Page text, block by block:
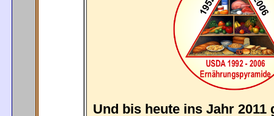
Und bis heute ins Jahr 2011